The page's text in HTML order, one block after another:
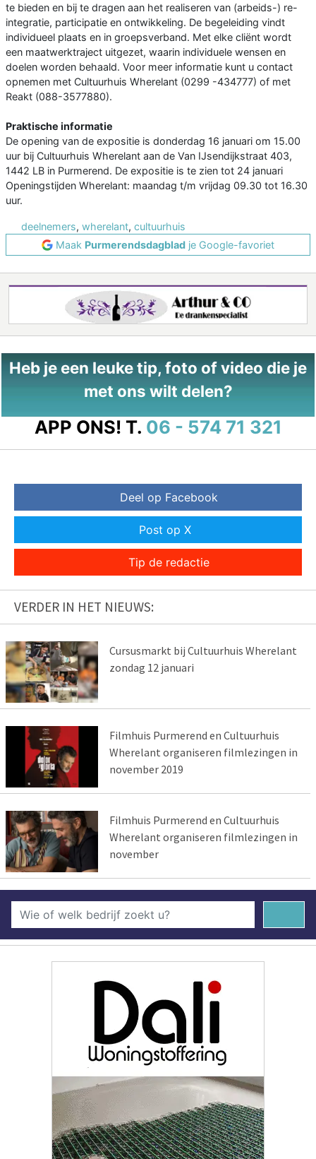
te bieden en bij te dragen aan het realiseren van (arbeids-) re-
integratie, participatie en ontwikkeling. De begeleiding vindt
individueel plaats en in groepsverband. Met elke cliënt wordt
een maatwerktraject uitgezet, waarin individuele wensen en
doelen worden behaald. Voor meer informatie kunt u contact
opnemen met Cultuurhuis Wherelant (0299 -434777) of met
Reakt (088-3577880).
Praktische informatie
De opening van de expositie is donderdag 16 januari om 15.00
uur bij Cultuurhuis Wherelant aan de Van IJsendijkstraat 403,
1442 LB in Purmerend. De expositie is te zien tot 24 januari
Openingstijden Wherelant: maandag t/m vrijdag 09.30 tot 16.30
uur.
deelnemers, wherelant, cultuurhuis
Maak Purmerendsdagblad je Google-favoriet
Heb je een leuke tip, foto of video die je
met ons wilt delen?
APP ONS! T. 06 - 574 71 321
Deel op Facebook
Post op X
Tip de redactie
VERDER IN HET NIEUWS:
Cursusmarkt bij Cultuurhuis Wherelant
zondag 12 januari
Filmhuis Purmerend en Cultuurhuis
Wherelant organiseren filmlezingen in
november 2019
Filmhuis Purmerend en Cultuurhuis
Wherelant organiseren filmlezingen in
november